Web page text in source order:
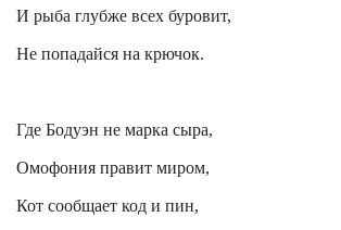
И рыба глубже всех буровит,
Не попадайся на крючок.
Где Бодуэн не марка сыра,
Омофония правит миром,
Кот сообщает код и пин,